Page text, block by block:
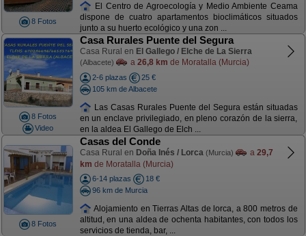
8 Fotos
El Centro de Agroecología y Medio Ambiente Ceama
dispone de cuatro apartamentos bioclimáticos situados
junto a su huerto ecológico y una zon ...
8 Fotos
Video
Casa Rurales Puente del Segura
Casa Rural en El Gallego / Elche de La Sierra
(Albacete) a 26,8 km de Moratalla (Murcia)
2-6 plazas
25 €
105 km de Albacete
Las Casas Rurales Puente del Segura están situadas
en un enclave privilegiado, en pleno corazón de la sierra,
en la aldea El Gallego de Elch ...
8 Fotos
Casas del Conde
Casa Rural en Doña Inés / Lorca (Murcia) a 29,7
km de Moratalla (Murcia)
6-14 plazas
18 €
96 km de Murcia
Alojamiento en Tierras Altas de lorca, a 800 metros de
altitud, en una aldea de ochenta habitantes, con todos los
servicios de tienda, bar, ...